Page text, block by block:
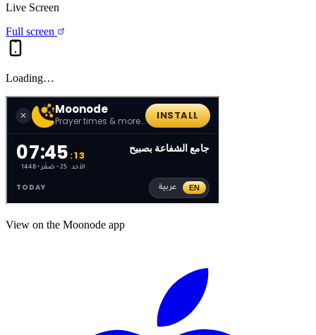
Live Screen
Full screen
Loading…
View on the Moonode app